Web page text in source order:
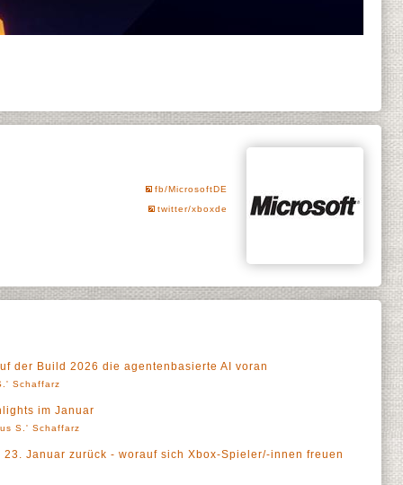
fb/MicrosoftDE
twitter/xboxde
der Build 2026 die agentenbasierte AI voran
Schaffarz
im Januar
S.' Schaffarz
Januar zurück - worauf sich Xbox-Spieler/-innen freuen